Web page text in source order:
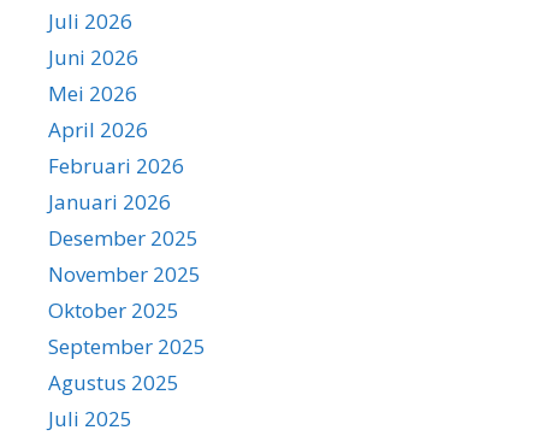
Juli 2026
Juni 2026
Mei 2026
April 2026
Februari 2026
Januari 2026
Desember 2025
November 2025
Oktober 2025
September 2025
Agustus 2025
Juli 2025